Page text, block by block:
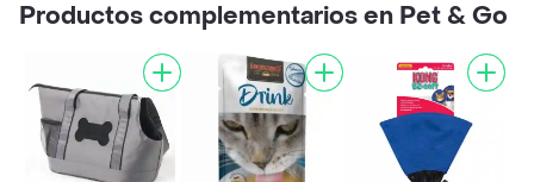
Productos complementarios en Pet & Go